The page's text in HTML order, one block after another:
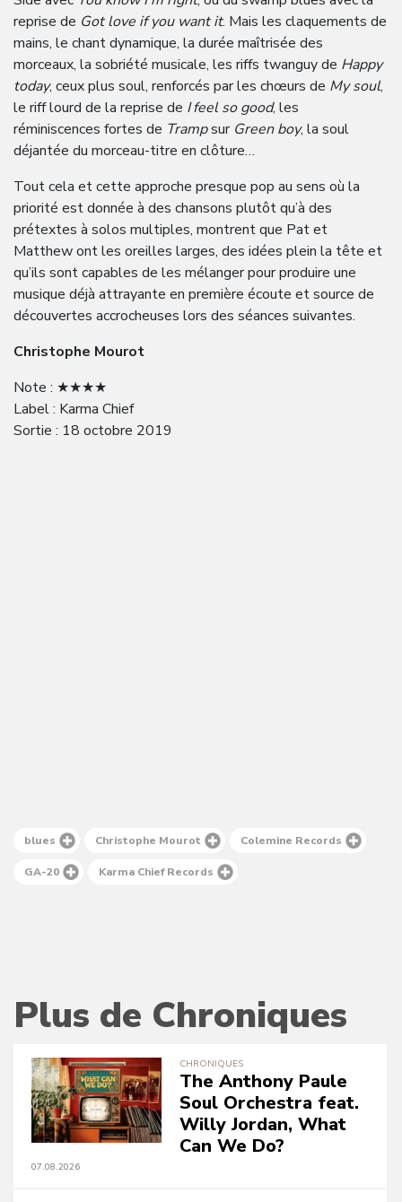
reprise de Got love if you want it. Mais les claquements de
mains, le chant dynamique, la durée maîtrisée des
morceaux, la sobriété musicale, les riffs twanguy de Happy
today, ceux plus soul, renforcés par les chœurs de My soul,
le riff lourd de la reprise de I feel so good, les
réminiscences fortes de Trampsur Green boy, la soul
déjantée du morceau-titre en clôture…
Tout cela et cette approche presque pop au sens où la
priorité est donnée à des chansons plutôt qu’à des
prétextes à solos multiples, montrent que Pat et
Matthew ont les oreilles larges, des idées plein la tête et
qu’ils sont capables de les mélanger pour produire une
musique déjà attrayante en première écoute et source de
découvertes accrocheuses lors des séances suivantes.
Christophe Mourot
Note : ★★★★
Label : Karma Chief
Sortie : 18 octobre 2019
blues Christophe Mourot Colemine Records
GA-20 Karma Chief Records
Plus de Chroniques
CHRONIQUES
The Anthony Paule
Soul Orchestra feat.
Willy Jordan, What
Can We Do?
07.08.2026